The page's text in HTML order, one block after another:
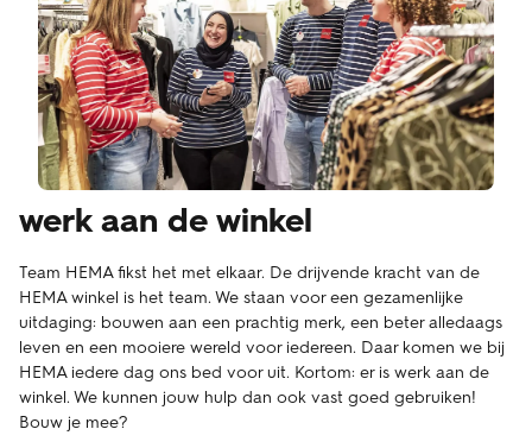
werk aan de winkel
Team HEMA fikst het met elkaar. De drijvende kracht van de
HEMA winkel is het team. We staan voor een gezamenlijke
uitdaging: bouwen aan een prachtig merk, een beter alledaags
leven en een mooiere wereld voor iedereen. Daar komen we bij
HEMA iedere dag ons bed voor uit. Kortom: er is werk aan de
winkel. We kunnen jouw hulp dan ook vast goed gebruiken!
Bouw je mee?